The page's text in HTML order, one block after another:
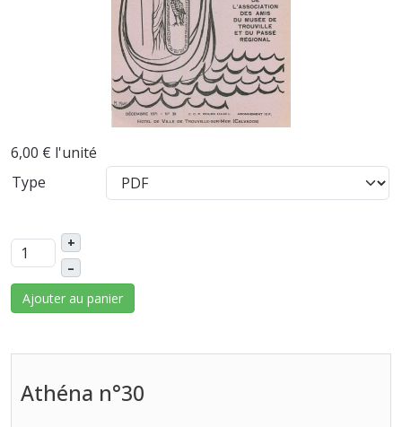
6,00 € l'unité
Type
+
–
Ajouter au panier
Athéna n°30